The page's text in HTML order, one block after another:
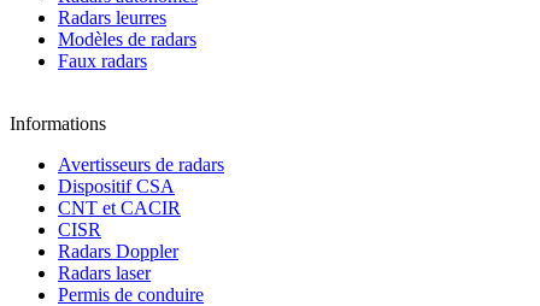
Radars leurres
Modèles de radars
Faux radars
Informations
Avertisseurs de radars
Dispositif CSA
CNT et CACIR
CISR
Radars Doppler
Radars laser
Permis de conduire